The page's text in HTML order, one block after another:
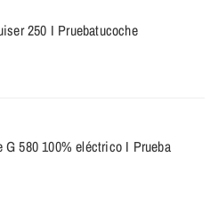
250 I Pruebatucoche
G 580 100% eléctrico I Prueba